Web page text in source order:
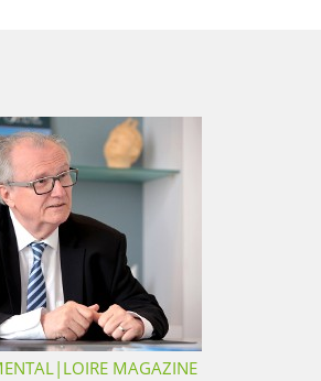
LOIRE MAGAZINE